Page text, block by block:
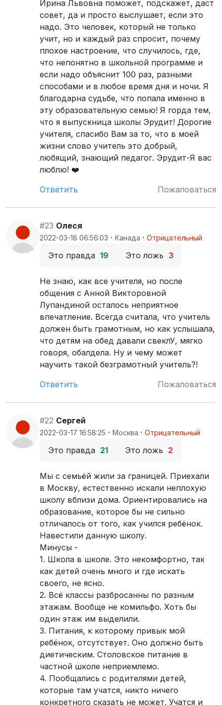
Ирина Львовна поможет, подскажет, даст
совет, да и просто выслушает, если это
надо. Это человек, который не только
учит, но и каждый раз спросит, почему
плохое настроение, что случилось, где,
что непонятно в школьной программе и
если надо объяснит 100 раз, разными
способами и в любое время дня и ночи. Я
благодарна судьбе, что попала именно в
эту образовательную семью! Я горда тем,
что я выпускница школы Эрудит! Дорогие
учителя, спасибо Вам за то, что в моей
жизни слово учитель это добрый,
любящий, знающий педагог. Эрудит-Я вас
люблю! ❤️
Ответить
Пожаловаться
#23 Олеся
2022-03-18 06:56:03 · Канада · Отрицательный
Это правда 19 Это ложь 3
Не знаю, как все учителя, но после
общения с Анной Викторовной
Лупандиной осталось неприятное
впечатление. Всегда считала, что учитель
должен быть грамотным, но как услышала,
что детям на обед давали свеклУ, мягко
говоря, обалдела. Ну и чему может
научить такой безграмотный учитель?!
Ответить
Пожаловаться
#22 Сергей
2022-03-17 16:58:25 · Москва · Отрицательный
Это правда 21 Это ложь 2
Мы с семьёй жили за границей. Приехали
в Москву, естественно искали неплохую
школу вблизи дома. Ориентировались на
образование, которое бы не сильно
отличалось от того, как учился ребёнок.
Навестили данную школу.
Минусы -
1. Школа в школе. Это некомфортно, так
как детей очень много и где искать
своего, не ясно.
2. Всё классы разбросанны по разным
этажам. Вообще не комильфо. Хоть бы
один этаж им выделили.
3. Питания, к которому привык мой
ребёнок, отсутствует. Оно должно быть
диетическим. Столовское питание в
частной школе неприемлемо.
4. Пообщались с родителями детей,
которые там учатся, никто ничего
конкретного сказать не может. Учатся и